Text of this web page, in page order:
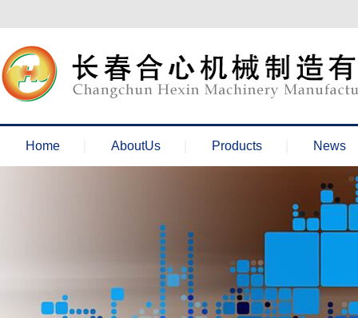
Home AboutUs Products News